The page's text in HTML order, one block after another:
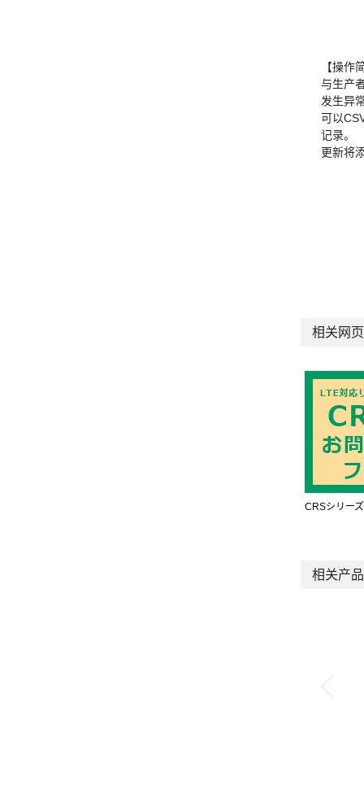
【操作
与生产
发生异
可以
记录。
更新将
相关网页
CRSシリー
相关产品